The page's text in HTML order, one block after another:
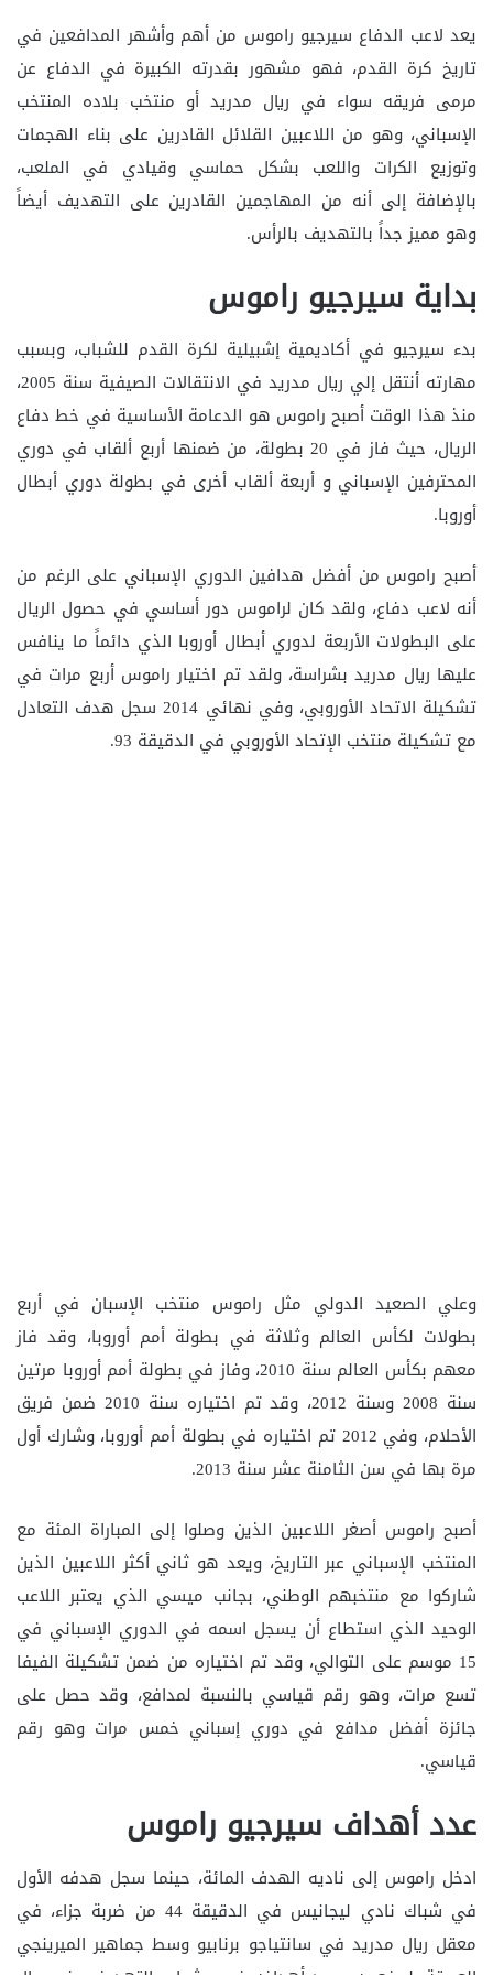
يعد لاعب الدفاع سيرجيو راموس من أهم وأشهر المدافعين في
تاريخ كرة القدم، فهو مشهور بقدرته الكبيرة في الدفاع عن
مرمى فريقه سواء في ريال مدريد أو منتخب بلاده المنتخب
الإسباني، وهو من اللاعبين القلائل القادرين على بناء الهجمات
وتوزيع الكرات واللعب بشكل حماسي وقيادي في الملعب،
بالإضافة إلى أنه من المهاجمين القادرين على التهديف أيضاً
وهو مميز جداً بالتهديف بالرأس.
بداية سيرجيو راموس
بدء سيرجيو في أكاديمية إشبيلية لكرة القدم للشباب، وبسبب
مهارته أنتقل إلي ريال مدريد في الانتقالات الصيفية سنة 2005،
منذ هذا الوقت أصبح راموس هو الدعامة الأساسية في خط دفاع
الريال، حيث فاز في 20 بطولة، من ضمنها أربع ألقاب في دوري
المحترفين الإسباني و أربعة ألقاب أخرى في بطولة دوري أبطال
أوروبا.
أصبح راموس من أفضل هدافين الدوري الإسباني على الرغم من
أنه لاعب دفاع، ولقد كان لراموس دور أساسي في حصول الريال
على البطولات الأربعة لدوري أبطال أوروبا الذي دائماً ما ينافس
عليها ريال مدريد بشراسة، ولقد تم اختيار راموس أربع مرات في
تشكيلة الاتحاد الأوروبي، وفي نهائي 2014 سجل هدف التعادل
مع تشكيلة منتخب الإتحاد الأوروبي في الدقيقة 93.
وعلي الصعيد الدولي مثل راموس منتخب الإسبان في أربع
بطولات لكأس العالم وثلاثة في بطولة أمم أوروبا، وقد فاز
معهم بكأس العالم سنة 2010، وفاز في بطولة أمم أوروبا مرتين
سنة 2008 وسنة 2012، وقد تم اختياره سنة 2010 ضمن فريق
الأحلام، وفي 2012 تم اختياره في بطولة أمم أوروبا، وشارك أول
مرة بها في سن الثامنة عشر سنة 2013.
أصبح راموس أصغر اللاعبين الذين وصلوا إلى المباراة المئة مع
المنتخب الإسباني عبر التاريخ، ويعد هو ثاني أكثر اللاعبين الذين
شاركوا مع منتخبهم الوطني، بجانب ميسي الذي يعتبر اللاعب
الوحيد الذي استطاع أن يسجل اسمه في الدوري الإسباني في
15 موسم على التوالي، وقد تم اختياره من ضمن تشكيلة الفيفا
تسع مرات، وهو رقم قياسي بالنسبة لمدافع، وقد حصل على
جائزة أفضل مدافع في دوري إسباني خمس مرات وهو رقم
قياسي.
عدد أهداف سيرجيو راموس
ادخل راموس إلى ناديه الهدف المائة، حينما سجل هدفه الأول
في شباك نادي ليجانيس في الدقيقة 44 من ضربة جزاء، في
معقل ريال مدريد في سانتياجو برنابيو وسط جماهير الميرينجي